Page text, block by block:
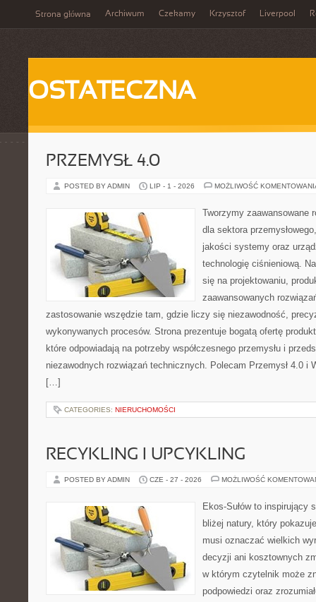
Strona główna Archiwum Czekamy Krzysztof Liverpool
OSTATECZNA
PRZEMYSŁ 4.0
POSTED BY ADMIN LIP - 1 - 2026 MOŻLIWOŚĆ
Tworzymy zaawansowane
dla sektora
jakości systemy oraz
technologię ciśnieniową.
się na projektowaniu,
zaawansowanych
zastosowanie wszędzie tam, gdzie liczy się niezawodność,
wykonywanych procesów. Strona prezentuje bogatą ofertę
które odpowiadają na potrzeby współczesnego przemysłu i
niezawodnych rozwiązań technicznych. Polecam Przemysł 4.0 i
[…]
CATEGORIES: NIERUCHOMOŚCI
RECYKLING I UPCYKLING
POSTED BY ADMIN CZE - 27 - 2026 MOŻLIWOŚĆ
Ekos-Sułów to inspirujący
bliżej natury, który
musi oznaczać wielkich
decyzji ani kosztownych
w którym czytelnik może
podpowiedzi oraz